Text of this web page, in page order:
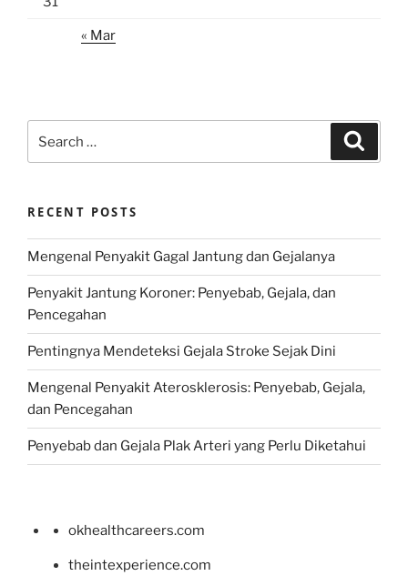
« Mar
for:
RECENT POSTS
Mengenal Penyakit Gagal Jantung dan Gejalanya
Penyakit Jantung Koroner: Penyebab, Gejala, dan
Pencegahan
Pentingnya Mendeteksi Gejala Stroke Sejak Dini
Mengenal Penyakit Aterosklerosis: Penyebab, Gejala,
dan Pencegahan
Penyebab dan Gejala Plak Arteri yang Perlu Diketahui
okhealthcareers.com
theintexperience.com